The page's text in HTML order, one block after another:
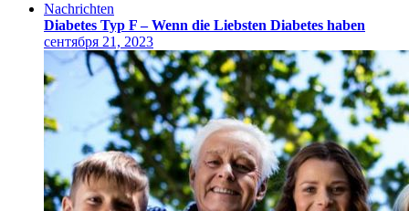
Nachrichten
Diabetes Typ F – Wenn die Liebsten Diabetes haben
сентября 21, 2023